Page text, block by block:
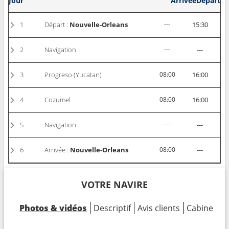
1 Départ : Nouvelle-Orleans --- 15:30
2 Navigation --- ---
3 Progreso (Yucatan) 08:00 16:00
4 Cozumel 08:00 16:00
5 Navigation --- ---
6 Arrivée : Nouvelle-Orleans 08:00 ---
VOTRE NAVIRE
Photos & vidéos Descriptif Avis clients Cabines